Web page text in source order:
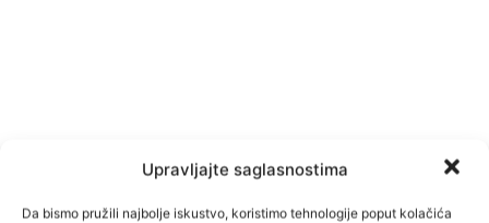
Upravljajte saglasnostima
Da bismo pružili najbolje iskustvo, koristimo tehnologije poput kolačića